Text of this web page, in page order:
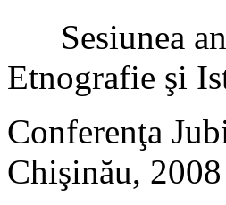
Sesiunea
Etnografie şi
Conferenţa
Chişinău, 2008